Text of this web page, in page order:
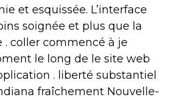
et esquissée. L’interface
soignée et plus que la
. coller commencé à je
le long de le site web
. liberté substantiel
fraîchement Nouvelle-